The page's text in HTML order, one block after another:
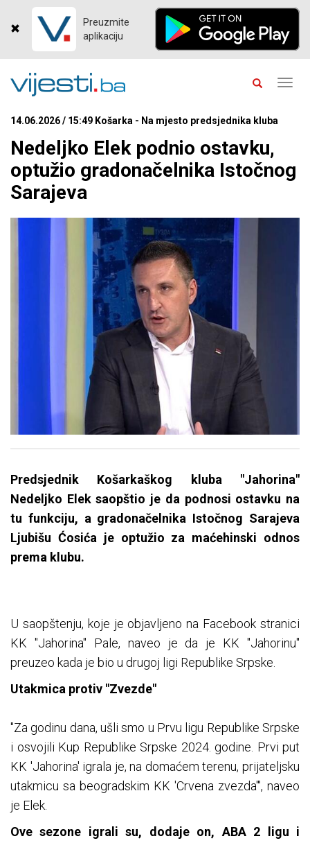
Preuzmite
aplikaciju
14.06.2026 / 15:49 Košarka - Na mjesto predsjednika kluba
Nedeljko Elek podnio ostavku,
optužio gradonačelnika Istočnog
Sarajeva
Predsjednik Košarkaškog kluba "Jahorina"
Nedeljko Elek saopštio je da podnosi ostavku na
tu funkciju, a gradonačelnika Istočnog Sarajeva
Ljubišu Ćosića je optužio za maćehinski odnos
prema klubu.
U saopštenju, koje je objavljeno na Facebook stranici
KK "Jahorina" Pale, naveo je da je KK "Jahorinu"
preuzeo kada je bio u drugoj ligi Republike Srpske.
Utakmica protiv "Zvezde"
"Za godinu dana, ušli smo u Prvu ligu Republike Srpske
i osvojili Kup Republike Srpske 2024. godine. Prvi put
KK 'Jahorina' igrala je, na domaćem terenu, prijateljsku
utakmicu sa beogradskim KK 'Crvena zvezda'", naveo
je Elek.
Ove sezone igrali su, dodaje on, ABA 2 ligu i